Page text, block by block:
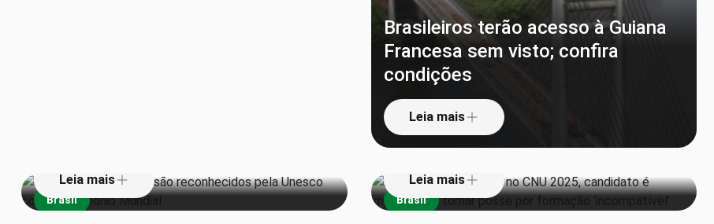
Brasileiros terão acesso à Guiana
Francesa sem visto; confira
condições
Leia mais
Brasil
Leia mais
Brasil
Aprovado em 1º lugar no CNU
2025, candidato é impedido de
tomar posse por formação
‘incompatível’
Leia mais